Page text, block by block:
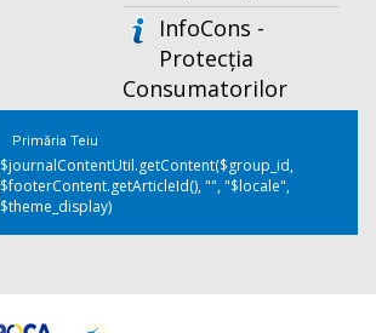
InfoCons -
Protecția
Consumatorilor
Primăria Teiu
$journalContentUtil.getContent($group_id,
$footerContent.getArticleId(), "", "$locale",
$theme_display)